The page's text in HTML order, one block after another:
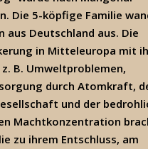
Die 5-köpfige Familie
aus Deutschland aus. Die
in Mitteleuropa mit
B. Umweltproblemen,
durch Atomkraft,
und der
Machtkonzentration
zu ihrem Entschluss, am